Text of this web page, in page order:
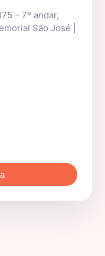
– 7º andar,
São José |